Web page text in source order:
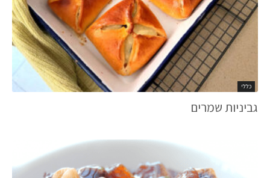
כללי
גביניות שמרים